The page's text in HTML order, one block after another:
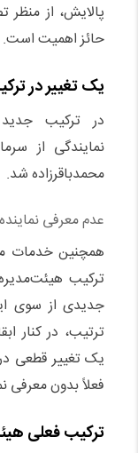
پالایش، از منظر
حائز اهمیت است.
یک تغییر در
در ترکیب جدید
نمایندگی از
محمدباقرزاده شد.
عدم معرفی
همچنین خدمات
ترکیب
جدیدی از سوی
ترتیب، در کنار
یک تغییر قطعی
فعلاً بدون معرفی
ترکیب فعلی